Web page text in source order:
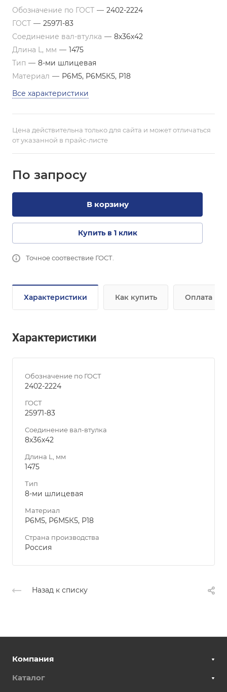
Обозначение по ГОСТ — 2402-2224
ГОСТ — 25971-83
Соединение вал-втулка — 8х36х42
Длина L, мм — 1475
Тип — 8-ми шлицевая
Материал — Р6М5, Р6М5К5, Р18
Все характеристики
Цена действительна только для сайта и может отличаться
от указанной в прайс-листе
По запросу
В корзину
Купить в 1 клик
Точное соотвествие ГОСТ.
Характеристики Как купить Оплата
Характеристики
Обозначение по ГОСТ
2402-2224
ГОСТ
25971-83
Соединение вал-втулка
8х36х42
Длина L, мм
1475
Тип
8-ми шлицевая
Материал
Р6М5, Р6М5К5, Р18
Страна производства
Россия
Назад к списку
Компания
Каталог